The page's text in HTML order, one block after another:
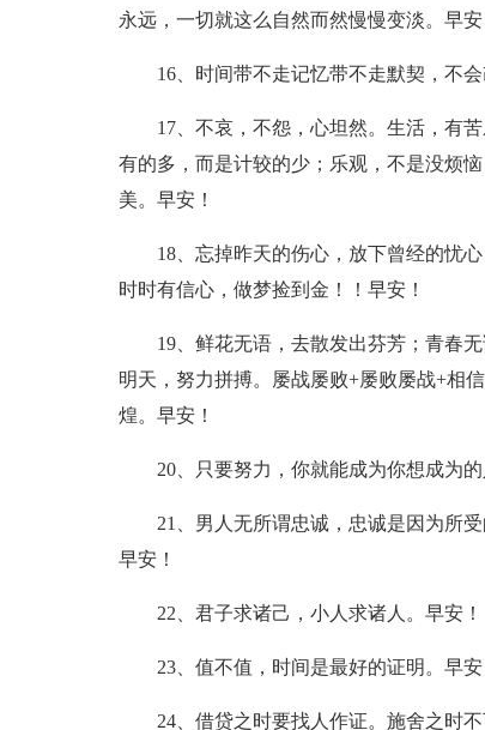
永远，一切就这么自然而然慢慢变淡。早安
16、时间带不走记忆带不走默契，不
17、不哀，不怨，心坦然。生活，有
有的多，而是计较的少；乐观，不是没烦
美。早安！
18、忘掉昨天的伤心，放下曾经的忧
时时有信心，做梦捡到金！！早安！
19、鲜花无语，去散发出芬芳；青春
明天，努力拼搏。屡战屡败+屡败屡战+相
煌。早安！
20、只要努力，你就能成为你想成为的
21、男人无所谓忠诚，忠诚是因为所
早安！
22、君子求诸己，小人求诸人。早安！
23、值不值，时间是最好的证明。早安
24、借贷之时要找人作证。施舍之时